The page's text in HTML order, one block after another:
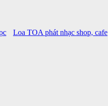
Loa TOA phát nhạc shop, cafe